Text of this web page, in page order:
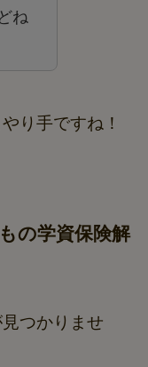
ね
り手ですね！
の学資保険解
つかりませ